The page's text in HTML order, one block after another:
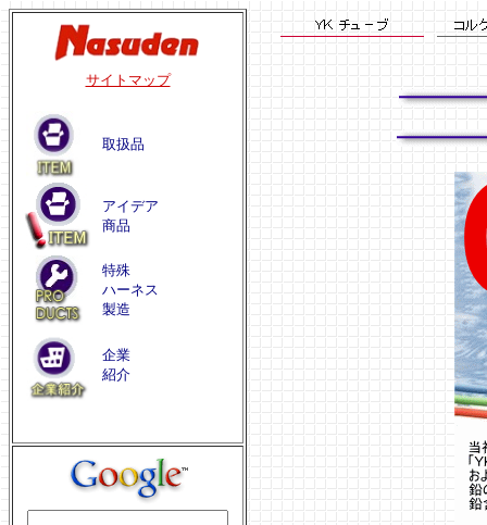
サイトマップ
取扱品
アイデア
商品
特殊
ハーネス
製造
企業
紹介